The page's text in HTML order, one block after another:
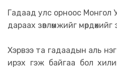
Гадаад улс орноос Монгол
дараах зөвлөмжийг мөрдөхийг
Хэрвээ та гадаадын аль
ирэх гэж байгаа бол